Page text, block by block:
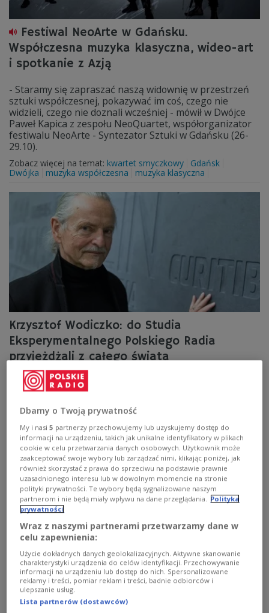
Festiwal NeoArte w Gdańsku.
Współczesna muzyka klasyczna, wideo-art
i spotkanie z Azją
- Staramy się zapraszać naszą widownię w przestrzeń
sztuki współczesnej, pokazywać im coś, czego nie
widzieli, czego nie doznali wcześniej - mówił w Dwójce
Paweł Kapica z zespołu NeoQuartet, współorganizator
festiwalu NeoArte - Syntezator Sztuki w Gdańsku (26-
29.10).
Zobacz więcej na temat: kwartet smyczkowy
Gdańsk
Dwójka
muzyka współczesna muzyka klasyczna
Krzysztof Wodiczko: do Studia
Eksperymentalnego Polskiego Radia
przyjeżdżali z całego świata
- Robiłem dyplom - laboratorium perkusyjne,
instrument, projekt dla Studia Eksperymentalnego
Polskiego Radia. Tu przyjeżdżali ludzie z całego świata.
Ja się dużo dowiadywałem od Patkowskiego dzięki jego
podróżom i pracy w Stanach Zjednoczonych, przede
wszystkim na Uniwersytecie Illinois w Urbanie i
Champaign, gdzie było wielkie eksperymentalne
centrum muzyczne - mówił w "Zapiskach ze
współczesności" Krzysztof Wodiczko, artysta wizualny,
teoretyk sztuki i wykładowca.
Zobacz więcej na temat:Krzysztof Wodiczko
Studio Eksperymentalne Polskiego Radia
Dbamy o Twoją prywatność
My i nasi5 partnerzy przechowujemy lub uzyskujemy dostęp do
informacji na urządzeniu, takich jak unikalne identyfikatory w plikach
cookie w celu przetwarzania danych osobowych. Użytkownik może
zaakceptować swoje wybory lub zarządzać nimi, klikając poniżej, jak
również skorzystać z prawa do sprzeciwu na podstawie prawnie
uzasadnionego interesu lub w dowolnym momencie na stronie
polityki prywatności. Te wybory będą sygnalizowane naszym
partnerom i nie będą miały wpływu na dane przeglądania. Polityka
prywatności
Wraz z naszymi partnerami przetwarzamy dane w
celu zapewnienia:
Użycie dokładnych danych geolokalizacyjnych. Aktywne skanowanie
charakterystyki urządzenia do celów identyfikacji. Przechowywanie
informacji na urządzeniu lub dostęp do nich. Spersonalizowane
reklamy i treści, pomiar reklam i treści, badnie odbiorców i
ulepszanie usług.
Lista partnerów (dostawców)